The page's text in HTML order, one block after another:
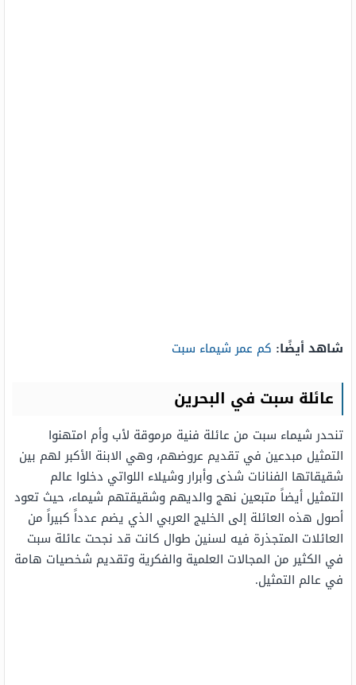
شاهد أيضًا: كم عمر شيماء سبت
عائلة سبت في البحرين
تنحدر شيماء سبت من عائلة فنية مرموقة لأب وأم امتهنوا
التمثيل مبدعين في تقديم عروضهم، وهي الابنة الأكبر لهم بين
شقيقاتها الفنانات شذى وأبرار وشيلاء اللواتي دخلوا عالم
التمثيل أيضاً متبعين نهج والديهم وشقيقتهم شيماء، حيث تعود
أصول هذه العائلة إلى الخليج العربي الذي يضم عدداً كبيراً من
العائلات المتجذرة فيه لسنين طوال كانت قد نجحت عائلة سبت
في الكثير من المجالات العلمية والفكرية وتقديم شخصيات هامة
في عالم التمثيل.